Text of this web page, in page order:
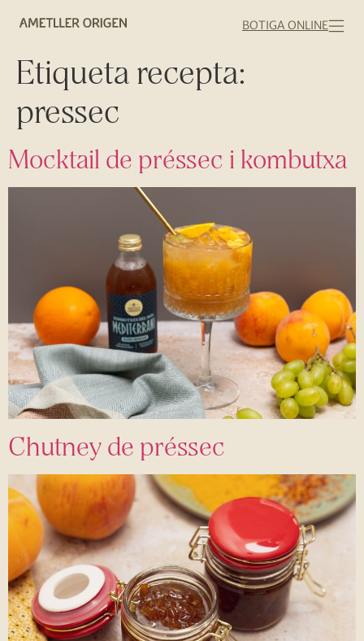
BOTIGA ONLINE
Etiqueta recepta:
pressec
Mocktail de préssec i kombutxa
Chutney de préssec